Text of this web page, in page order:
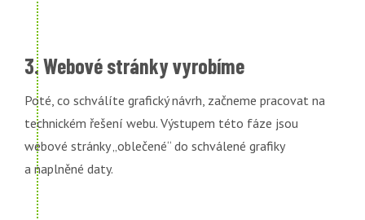
3. Webové stránky vyrobíme
Poté, co schválíte grafický návrh, začneme pracovat na
technickém řešení webu. Výstupem této fáze jsou
webové stránky „oblečené“ do schválené grafiky
a naplněné daty.